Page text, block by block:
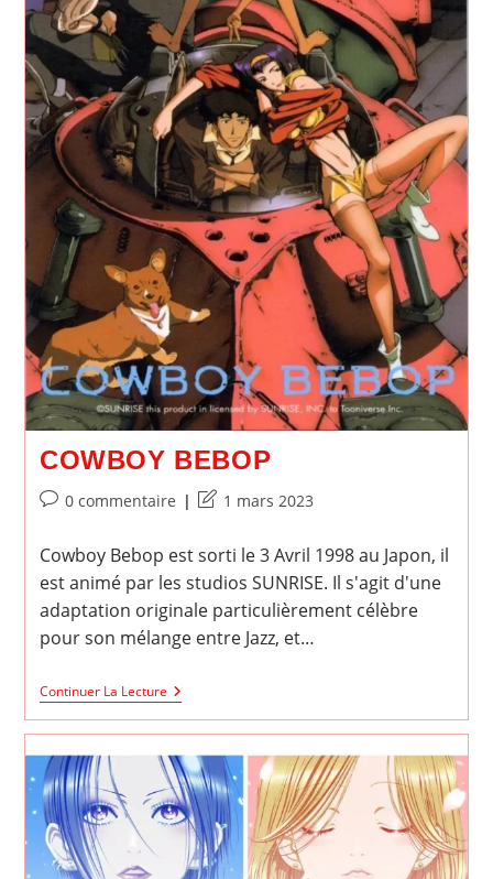
COWBOY BEBOP
Commentaires
la
publication :
0 commentaire
Dernière
publication :
1 mars 2023
Cowboy Bebop est sorti le 3 Avril 1998 au Japon, il
est animé par les studios SUNRISE. Il s'agit d'une
adaptation originale particulièrement célèbre
pour son mélange entre Jazz, et…
Continuer La LectureCowboy
Bebop